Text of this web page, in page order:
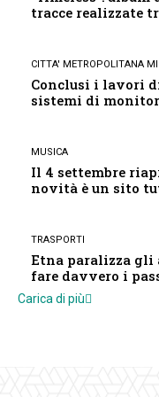
tracce realizzate
CITTA' METROPOLITANA
Conclusi i lavori
sistemi di
MUSICA
Il 4 settembre
novità è un sito
TRASPORTI
Etna paralizza gli
fare davvero i
Carica di più